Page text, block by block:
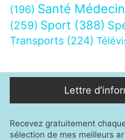
(196) Santé
(259) Sport (388)
Transports (224)
Lettre
Recevez gratuitement
sélection de mes meilleurs